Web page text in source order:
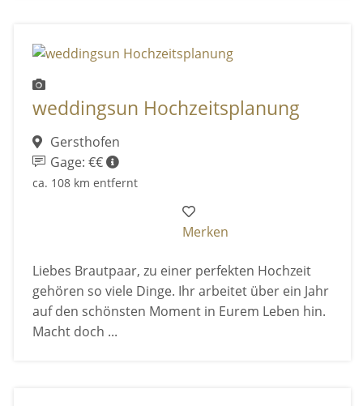
weddingsun Hochzeitsplanung
Gersthofen
Gage: €€
ca. 108 km entfernt
Merken
Liebes Brautpaar, zu einer perfekten Hochzeit
gehören so viele Dinge. Ihr arbeitet über ein Jahr
auf den schönsten Moment in Eurem Leben hin.
Macht doch ...